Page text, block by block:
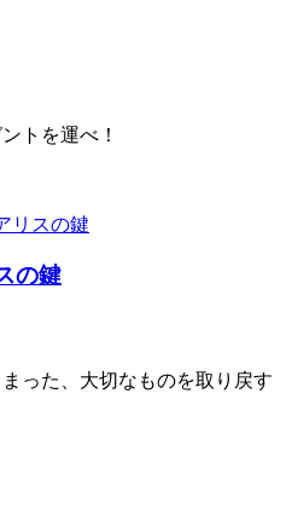
トを運べ！
の鍵
った、大切なものを取り戻す